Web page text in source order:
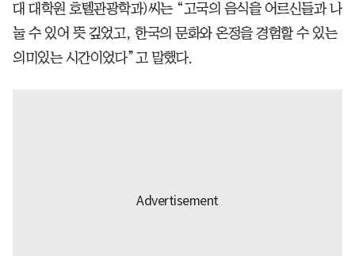
대 대학원 호텔관광학과)씨는 “고국의 음식을 어르신들과 나
눌 수 있어 뜻 깊었고, 한국의 문화와 온정을 경험할 수 있는
의미있는 시간이었다”고 말했다.